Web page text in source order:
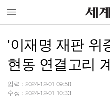
'이재명 재판
현동 연결고리
입력 : 2024-12-01 09:50
수정 : 2024-12-01 10:33